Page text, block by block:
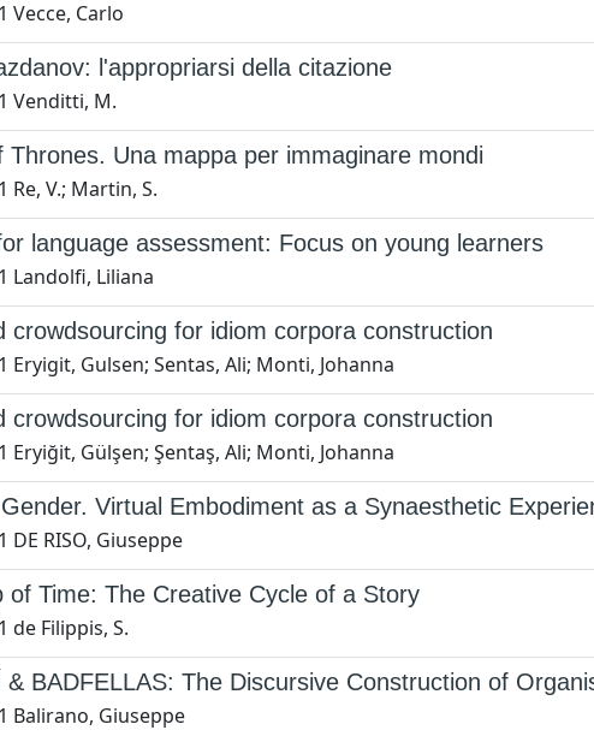
Vecce, Carlo
l'appropriarsi della citazione
Venditti, M.
Thrones. Una mappa per immaginare mondi
Re, V.; Martin, S.
language assessment: Focus on young learners
Landolfi, Liliana
crowdsourcing for idiom corpora construction
Eryigit, Gulsen; Sentas, Ali; Monti, Johanna
crowdsourcing for idiom corpora construction
Eryiğit, Gülşen; Şentaş, Ali; Monti, Johanna
Virtual Embodiment as a Synaesthetic
DE RISO, Giuseppe
of Time: The Creative Cycle of a Story
de Filippis, S.
& BADFELLAS: The Discursive Construction of
Balirano, Giuseppe